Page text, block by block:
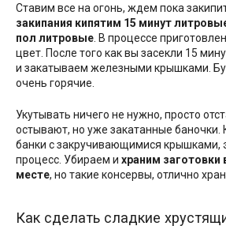
Ставим все на огонь, ждем пока
закипания кипятим 15 минут
пол литровые . В процессе
цвет. После того как вы засекли 15
и закатываем железными крышками.
очень горячие.
Укутывать ничего не нужно, просто
остывают, но уже закатанные баночки.
банки с закручивающимися крышками,
процесс. Убираем и храним заготовки
месте, но такие консервы, отлично
Как сделать сладкие